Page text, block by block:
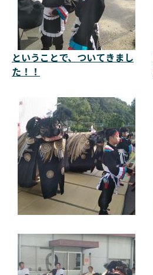
ということで、ついてきまし
た！！